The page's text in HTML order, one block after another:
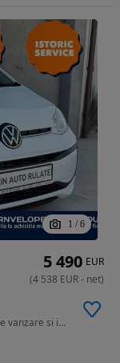
1 / 6
999 cm3 • 75 CP • Garantie - TVA 21% - Posibilitate vanzare si in RATE Credit Leasing
5 490 EUR
(4 538 EUR- net)